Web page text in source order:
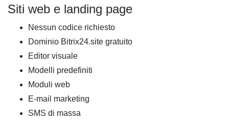
Siti web e landing page
Nessun codice richiesto
Dominio Bitrix24.site gratuito
Editor visuale
Modelli predefiniti
Moduli web
E-mail marketing
SMS di massa